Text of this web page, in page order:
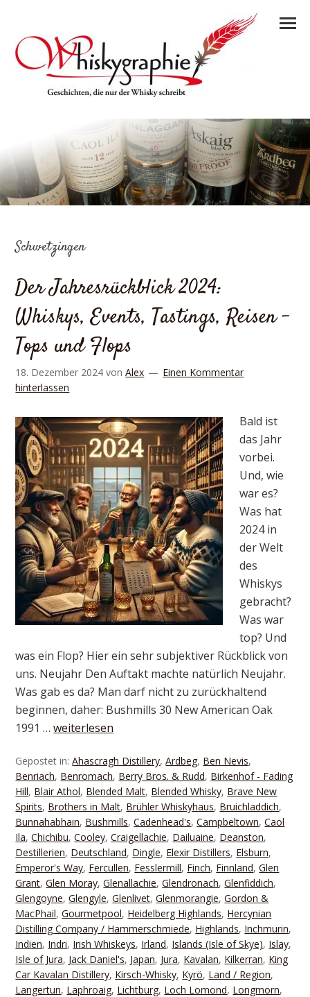
Schwetzingen
Der Jahresrückblick 2024:
Whiskys, Events, Tastings, Reisen –
Tops und Flops
18. Dezember 2024 vonAlex
Einen Kommentar
hinterlassen
Bald ist
das Jahr
vorbei.
Und, wie
war es?
Was hat
2024 in
der Welt
des
Whiskys
gebracht?
Was war
top? Und
was ein Flop? Hier ein sehr subjektiver Rückblick von
uns. Neujahr Den Auftakt machte natürlich Neujahr.
Was gab es da? Man darf nicht zu zurückhaltend
beginnen, daher: Bushmills 30 New American Oak
1991 …weiterlesen
Gepostet in:Ahascragh Distillery,Ardbeg, Ben Nevis,
Benriach, Benromach, Berry Bros. & Rudd, Birkenhof - Fading
Hill, Blair Athol, Blended Malt, Blended Whisky, Brave New
Spirits, Brothers in Malt, Brühler Whiskyhaus, Bruichladdich,
Bunnahabhain, Bushmills,Cadenhead's,Campbeltown,Caol
Ila,Chichibu,Cooley,Craigellachie, Dailuaine, Deanston,
Destillerien, Deutschland, Dingle, Elexir Distillers, Elsburn,
Emperor's Way, Fercullen, Fesslermill, Finch, Finnland,Glen
Grant,Glen Moray,Glenallachie,Glendronach,Glenfiddich,
Glengoyne,Glengyle,Glenlivet,Glenmorangie,Gordon &
MacPhail,Gourmetpool, Heidelberg Highlands, Hercynian
Distilling Company / Hammerschmiede, Highlands, Inchmurin,
Indien, Indri, Irish Whiskeys, Irland, Islands (Isle of Skye), Islay,
Isle of Jura, Jack Daniel's, Japan, Jura, Kavalan, Kilkerran, King
Car Kavalan Distillery, Kirsch-Whisky, Kyrö, Land / Region,
Langertun, Laphroaig, Lichtburg, Loch Lomond, Longmorn,